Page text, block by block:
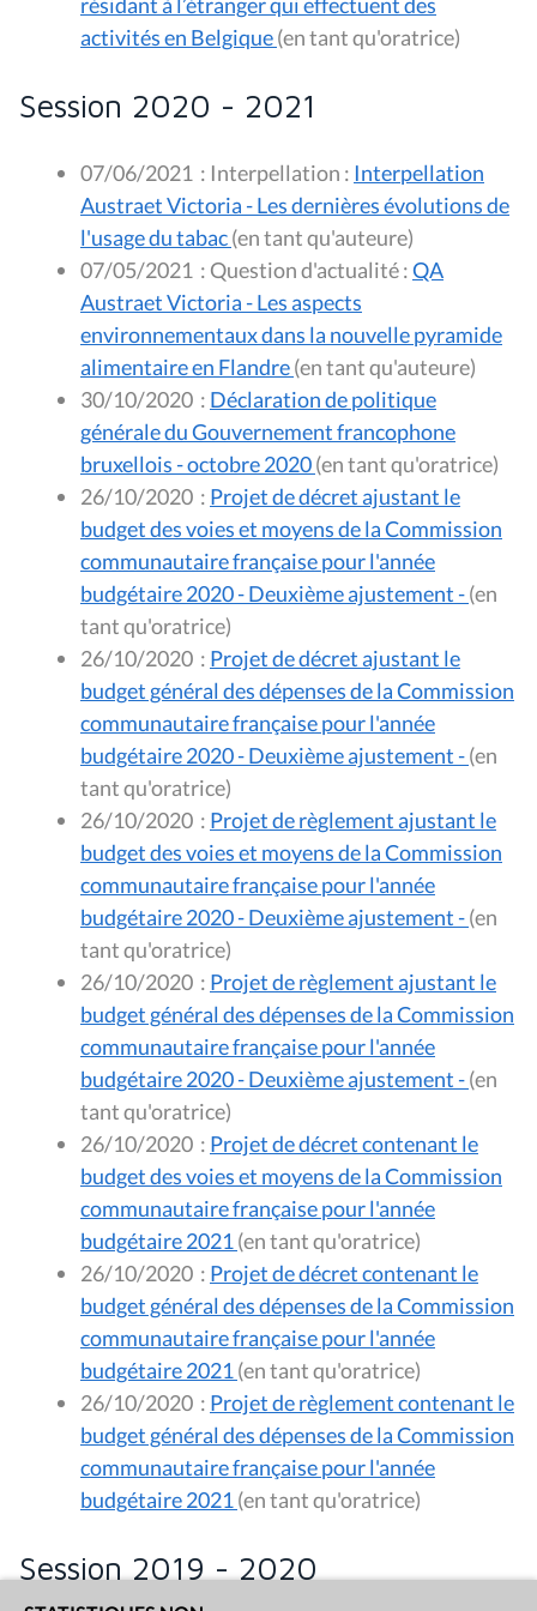
activités en Belgique
(en tant qu'oratrice)
Session 2020 - 2021
07/06/2021 : Interpellation : Interpellation
Austraet Victoria - Les dernières évolutions de
l'usage du tabac
(en tant qu'auteure)
07/05/2021 : Question d'actualité :QA
Austraet Victoria - Les aspects
environnementaux dans la nouvelle pyramide
alimentaire en Flandre
(en tant qu'auteure)
30/10/2020 : Déclaration de politique
générale du Gouvernement francophone
bruxellois - octobre 2020
(en tant qu'oratrice)
26/10/2020 : Projet de décret ajustant le
budget des voies et moyens de la Commission
communautaire française pour l'année
budgétaire 2020 - Deuxième ajustement -(en
tant qu'oratrice)
26/10/2020 : Projet de décret ajustant le
budget général des dépenses de la Commission
communautaire française pour l'année
budgétaire 2020 - Deuxième ajustement -(en
tant qu'oratrice)
26/10/2020 : Projet de règlement ajustant le
budget des voies et moyens de la Commission
communautaire française pour l'année
budgétaire 2020 - Deuxième ajustement -(en
tant qu'oratrice)
26/10/2020 : Projet de règlement ajustant le
budget général des dépenses de la Commission
communautaire française pour l'année
budgétaire 2020 - Deuxième ajustement -(en
tant qu'oratrice)
26/10/2020 : Projet de décret contenant le
budget des voies et moyens de la Commission
communautaire française pour l'année
budgétaire 2021
(en tant qu'oratrice)
26/10/2020 : Projet de décret contenant le
budget général des dépenses de la Commission
communautaire française pour l'année
budgétaire 2021
(en tant qu'oratrice)
26/10/2020 : Projet de règlement contenant le
budget général des dépenses de la Commission
communautaire française pour l'année
budgétaire 2021
(en tant qu'oratrice)
Session 2019 - 2020